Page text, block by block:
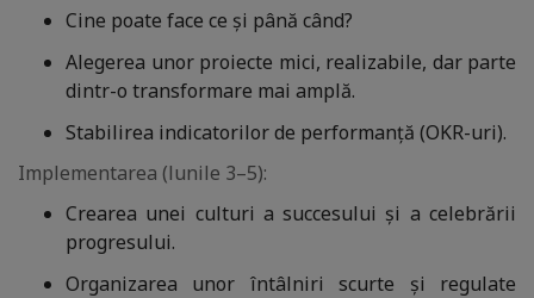
Cine poate face ce și până când?
Alegerea unor proiecte mici, realizabile, dar parte
dintr-o transformare mai amplă.
Stabilirea indicatorilor de performanță (OKR-uri).
Implementarea (lunile 3–5):
Crearea unei culturi a succesului și a celebrării
progresului.
Organizarea unor întâlniri scurte și regulate